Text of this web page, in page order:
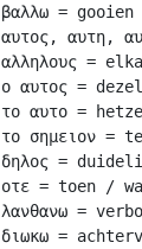
βαλλω = gooien
αυτος, αυτη,
αλληλους =
ο αυτος =
το αυτο =
το σημειον =
δηλος =
οτε = toen /
λανθανω =
διωκω =